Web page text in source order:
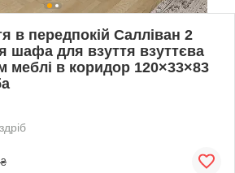
в передпокій Салліван 2
шафа для взуття взуттєва
меблі в коридор 120×33×83